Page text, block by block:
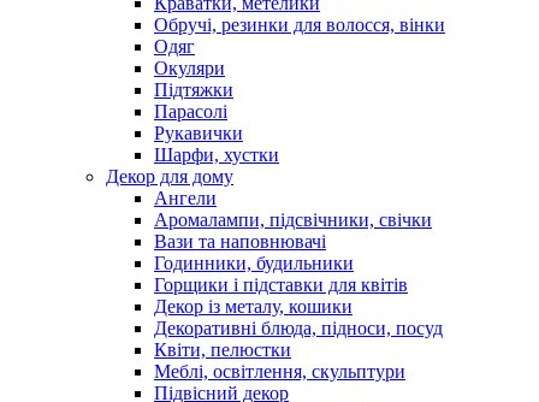
Обручі, резинки для волосся, вінки
Одяг
Окуляри
Підтяжки
Парасолі
Рукавички
Шарфи, хустки
Декор для дому
Ангели
Аромалампи, підсвічники, свічки
Вази та наповнювачі
Годинники, будильники
Горщики і підставки для квітів
Декор із металу, кошики
Декоративні блюда, підноси, посуд
Квіти, пелюстки
Меблі, освітлення, скульптури
Підвісний декор